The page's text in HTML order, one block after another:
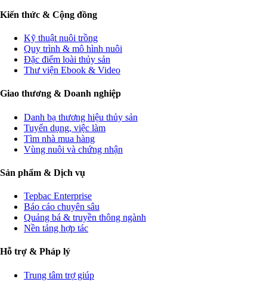
Kiến thức & Cộng đồng
Kỹ thuật nuôi trồng
Quy trình & mô hình nuôi
Đặc điểm loài thủy sản
Thư viện Ebook & Video
Giao thương & Doanh nghiệp
Danh bạ thương hiệu thủy sản
Tuyển dụng, việc làm
Tìm nhà mua hàng
Vùng nuôi và chứng nhận
Sản phẩm & Dịch vụ
Tepbac Enterprise
Báo cáo chuyên sâu
Quảng bá & truyền thông ngành
Nền tảng hợp tác
Hỗ trợ & Pháp lý
Trung tâm trợ giúp